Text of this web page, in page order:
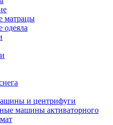
матрацы
одеяла
и центрифуги
машины активаторного